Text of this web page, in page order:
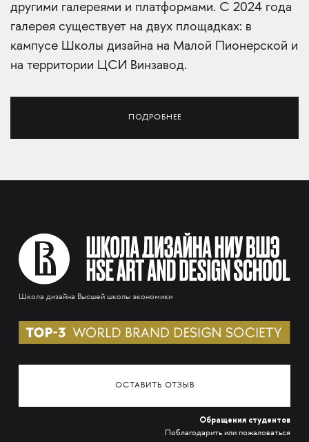
другими галереями и платформами. С 2024 года
галерея существует на двух площадках: в
кампусе Школы дизайна на Малой Пионерской и
на территории ЦСИ Винзавод.
ПОДРОБНЕЕ
Школа дизайна Высшей школы экономики
ОСТАВИТЬ ОТЗЫВ
Обращения студентов
Поблагодарить или пожаловаться